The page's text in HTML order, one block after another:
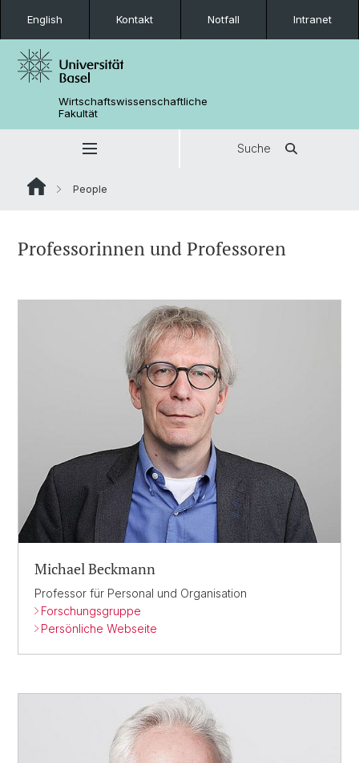
English Kontakt Notfall Intranet
Wirtschaftswissenschaftliche
Fakultät
Suche
People
Professorinnen und Professoren
Michael Beckmann
Professor für Personal und Organisation
Forschungsgruppe
Persönliche Webseite